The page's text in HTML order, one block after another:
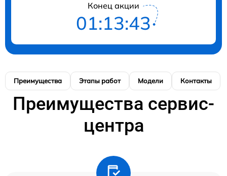
Конец акции
01:13:42
Преимущества Этапы работ Модели Контакты
Преимущества сервис-
центра